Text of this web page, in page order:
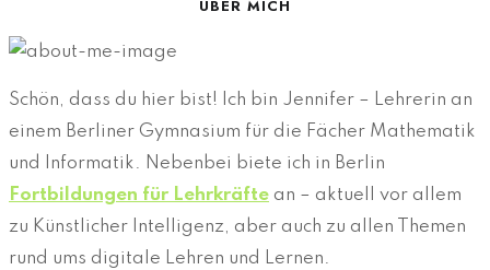
ÜBER MICH
Schön, dass du hier bist! Ich bin Jennifer – Lehrerin an
einem Berliner Gymnasium für die Fächer Mathematik
und Informatik. Nebenbei biete ich in Berlin
Fortbildungen für Lehrkräfte an – aktuell vor allem
zu Künstlicher Intelligenz, aber auch zu allen Themen
rund ums digitale Lehren und Lernen.